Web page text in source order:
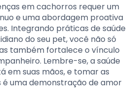
em cachorros requer um
e uma abordagem proativa
Integrando práticas de saúde
do seu pet, você não só
também fortalece o vínculo
Lembre-se, a saúde
em suas mãos, e tomar as
é uma demonstração de amor